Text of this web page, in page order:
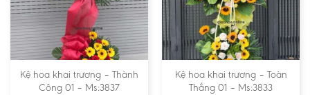
Kệ hoa khai trương – Thành
Công 01 – Ms:3837
Kệ hoa khai trương – Toàn
Thắng 01 – Ms:3833